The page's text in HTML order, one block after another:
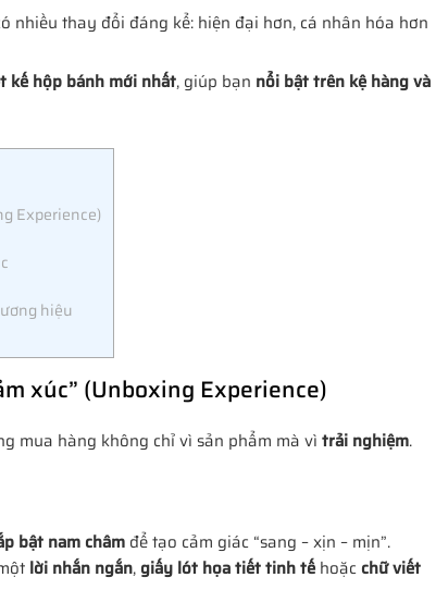
nhiều thay đổi đáng kể: hiện đại hơn, cá nhân hóa hơn
kế hộp bánh mới nhất, giúp bạn nổi bật trên kệ hàng và
Experience)
hiệu
xúc” (Unboxing Experience)
mua hàng không chỉ vì sản phẩm mà vì trải nghiệm.
bật nam châm để tạo cảm giác “sang – xịn – mịn”.
lời nhắn ngắn, giấy lót họa tiết tinh tế hoặc chữ viết